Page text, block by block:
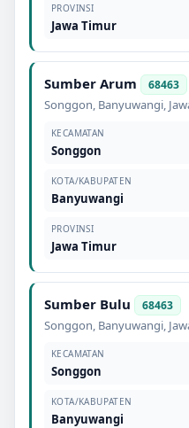
PROVINSI
Jawa Timur
Sumber Arum 68463
Songgon, Banyuwangi,
KECAMATAN
Songgon
KOTA/KABUPATEN
Banyuwangi
PROVINSI
Jawa Timur
Sumber Bulu 68463
Songgon, Banyuwangi,
KECAMATAN
Songgon
KOTA/KABUPATEN
Banyuwangi